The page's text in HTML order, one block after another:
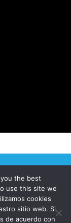
2026. All
Hueman
the best
use this site we
cookies
sitio web. Si
de acuerdo con